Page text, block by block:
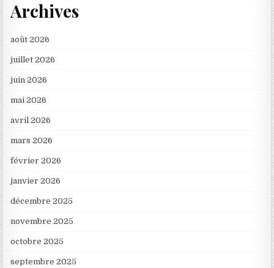
Archives
août 2026
juillet 2026
juin 2026
mai 2026
avril 2026
mars 2026
février 2026
janvier 2026
décembre 2025
novembre 2025
octobre 2025
septembre 2025